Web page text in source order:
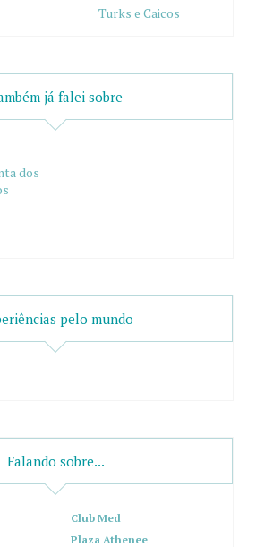
Turks e Caicos
já falei sobre
dos
pelo mundo
Falando sobre...
Club Med
Plaza Athenee